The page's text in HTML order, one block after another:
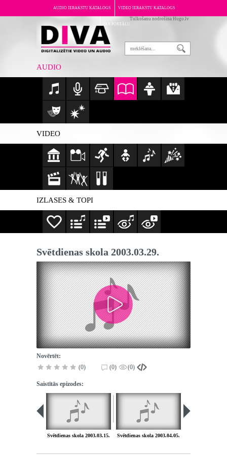
AUDIO IERAKSTU KATALOGS VIDEO IERAKSTU KATALOGS
PAR PORTĀLU
Tulkošanu nodrošina Hugo.lv
AUDIO
VIDEO
IZLASES & TOPI
Svētdienas skola 2003.03.29.
Novērtēt:
(0)
(0) (0)
Saistītās epizodes:
Svētdienas skola 2003.03.15. Svētdienas skola 2003.04.05.